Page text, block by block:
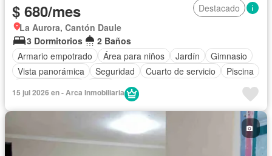
$ 680/mes
Destacado
La Aurora, Cantón Daule
3 Dormitorios
2 Baños
Armario empotrado
Área para niños Jardín
Gimnasio
Vista panorámica
Seguridad Cuarto de servicio
Piscina
15 jul 2026 en - Arca Inmobiliaria